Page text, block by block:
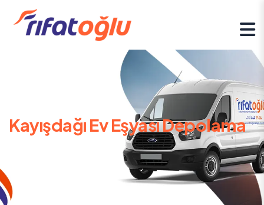
Mobil
Kayışdağı Ev Eşyası Depolama